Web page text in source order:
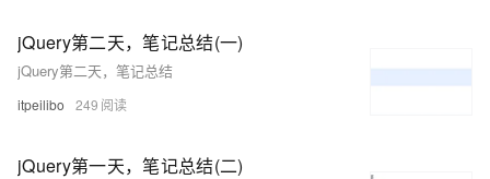
jQuery第二天，笔记总结(一)
jQuery第二天，笔记总结
itpeilibo 249
jQuery第一天，笔记总结(二)